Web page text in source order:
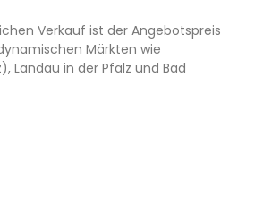
Verkauf ist der Angebotspreis
Märkten wie
Landau in der Pfalz und Bad